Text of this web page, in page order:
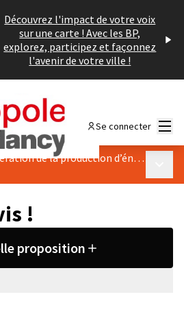
Découvrez l'impact de votre voix
sur une carte ! Avec les BP,
explorez, participez et façonnez
l'avenir de votre ville !
Se connecter
Concertation sur l’accélération de la production d’énergies renouvelables de Pulnoy
!
proposition